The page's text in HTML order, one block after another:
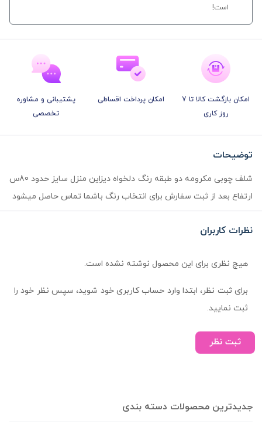
است!
امکان بازگشت کالا تا 7
روز کاری
امکان پرداخت اقساطی
پشتیبانی و مشاوره
تخصصی
توضیحات
شلف چوبی مکرومه دو طبقه رنگ دلخواه دیزاین منزل سایز حدود 80س
ارتفاع بعد از ثبت سفارش برای انتخاب رنگ باشما تماس حاصل میشود
نظرات کاربران
هیچ نظری برای این محصول نوشته نشده است.
برای ثبت نظر، ابتدا وارد حساب کاربری خود شوید، سپس نظر خود را
ثبت نمایید.
ثبت نظر
جدیدترین محصولات دسته بندی